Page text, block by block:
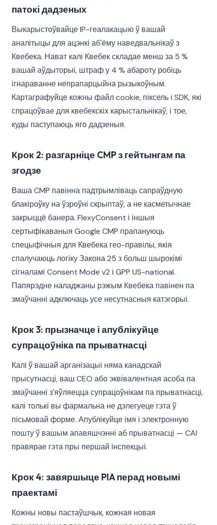
патокі дадзеных
Выкарыстоўвайце IP-геалакацыю ў вашай
аналітыцы для ацэнкі аб'ёму наведвальнікаў з
Квебека. Нават калі Квебек складае менш за 5 %
вашай аўдыторыі, штраф у 4 % абароту робіць
ігнараванне непрапарцыйна рызыкоўным.
Картаграфуйце кожны файл cookie, піксель і SDK, які
спрацоўвае для квебекскіх карыстальнікаў, і тое,
куды паступаюць яго дадзеныя.
Крок 2: разгарніце CMP з гейтынгам па
згодзе
Ваша CMP павінна падтрымліваць сапраўдную
блакіроўку на ўзроўні скрыптаў, а не касметычнае
закрыццё банера. FlexyConsent і іншыя
сертыфікаваныя Google CMP прапануюць
спецыфічныя для Квебека гео-правілы, якія
спалучаюць логіку Закона 25 з больш шырокімі
сігналамі Consent Mode v2 і GPP US-national.
Папярэдне наладжаны рэжым Квебека павінен па
змаўчанні адключаць усе несутнасныя катэгорыі.
Крок 3: прызначце і апублікуйце
супрацоўніка па прыватнасці
Калі ў вашай арганізацыі няма канадскай
прысутнасці, ваш CEO або эквівалентная асоба па
змаўчанні з'яўляецца супрацоўнікам па прыватнасці,
калі толькі вы фармальна не дэлегуеце гэта ў
пісьмовай форме. Апублікуйце імя і электронную
пошту ў вашым апавяшчэнні аб прыватнасці — CAI
правярае гэта пры першай інспекцыі.
Крок 4: завяршыце PIA перад новымі
праектамі
Кожны новы пастаўшчык, кожная новая